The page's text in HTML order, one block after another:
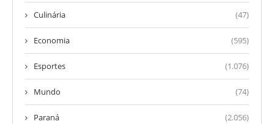
Culinária (47)
Economia (595)
Esportes (1.076)
Mundo (74)
Paraná (2.056)